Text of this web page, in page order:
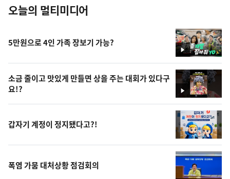
오늘의 멀티미디어
영
상
5만원으로 4인 가족 장보기 가능?
영
상
소금 줄이고 맛있게 만들면 상을 주는 대회가 있다구
요!?
갑자기 계정이 정지됐다고?!
폭염 가뭄 대처상황 점검회의